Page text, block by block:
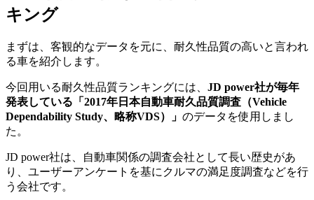
キング
まずは、客観的なデータを元に、耐久性品質の高いと言われ
る車を紹介します。
今回用いる耐久性品質ランキングには、 JD power社が毎年
発表している「2017年日本自動車耐久品質調査（Vehicle
Dependability Study、略称VDS）」 のデータを使用しまし
た。
JD power社は、自動車関係の調査会社として長い歴史があ
り、ユーザーアンケートを基にクルマの満足度調査などを行
う会社です。